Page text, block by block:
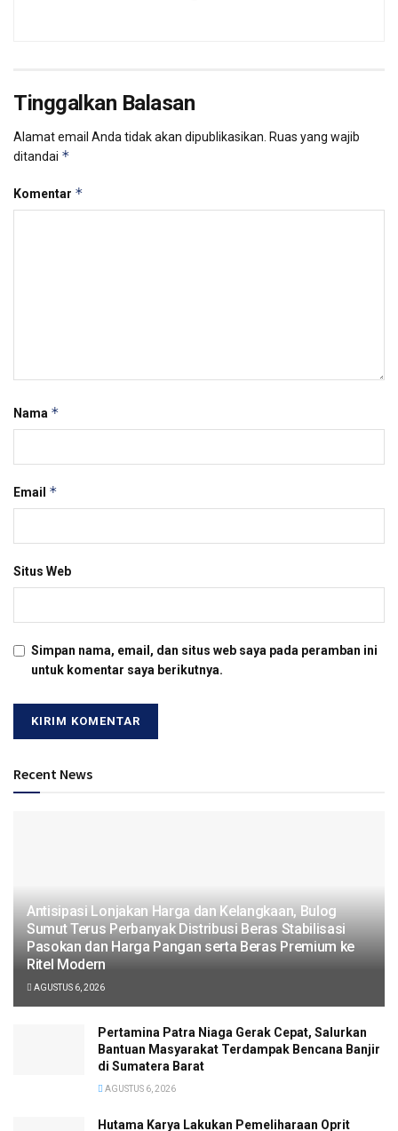
Tinggalkan Balasan
Alamat email Anda tidak akan dipublikasikan. Ruas yang wajib
ditandai *
Komentar *
Nama *
Email *
Situs Web
Simpan nama, email, dan situs web saya pada peramban ini
untuk komentar saya berikutnya.
Recent News
Antisipasi Lonjakan Harga dan Kelangkaan, Bulog
Sumut Terus Perbanyak Distribusi Beras Stabilisasi
Pasokan dan Harga Pangan serta Beras Premium ke
Ritel Modern
AGUSTUS 6, 2026
Pertamina Patra Niaga Gerak Cepat, Salurkan
Bantuan Masyarakat Terdampak Bencana Banjir
di Sumatera Barat
AGUSTUS 6, 2026
Hutama Karya Lakukan Pemeliharaan Oprit